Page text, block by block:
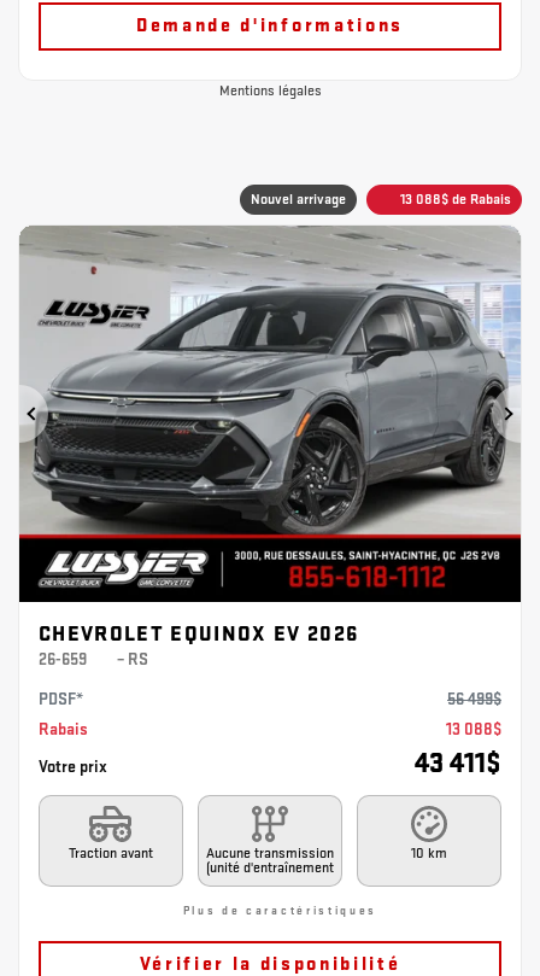
Demande d'informations
Mentions légales
Nouvel arrivage 13 088$ de Rabais
Précédent
CHEVROLET EQUINOX EV 2026
26-659
– RS
PDSF*
56 499$
Rabais
13 088$
Votre prix
43 411$
Traction avant
Aucune transmission
(unité d'entraînement
10 km
Plus de caractéristiques
Vérifier la disponibilité